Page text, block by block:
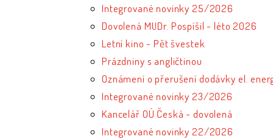
Integrované novinky 25/2026
Dovolená MUDr. Pospíšil - léto 2026
Letní kino - Pět švestek
Prázdniny s angličtinou
Oznámení o přerušení dodávky el.
Integrované novinky 23/2026
Kancelář OÚ Česká - dovolená
Integrované novinky 22/2026